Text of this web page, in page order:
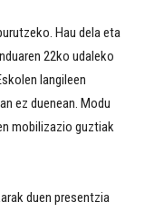
Hau dela eta
22ko udaleko
langileen
ez duenean. Modu
mobilizazio guztiak
duen presentzia